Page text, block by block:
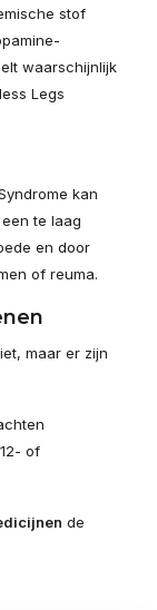
stof
waarschijnlijk
Legs
kan
te laag
en door
of reuma.
maar er zijn
of
de